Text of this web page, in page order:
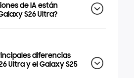
de IA están
S26 Ultra?
diferencias
Ultra y el Galaxy S25